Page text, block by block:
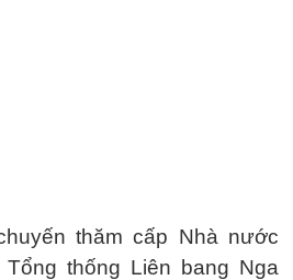
thăm cấp Nhà nước
thống Liên bang Nga